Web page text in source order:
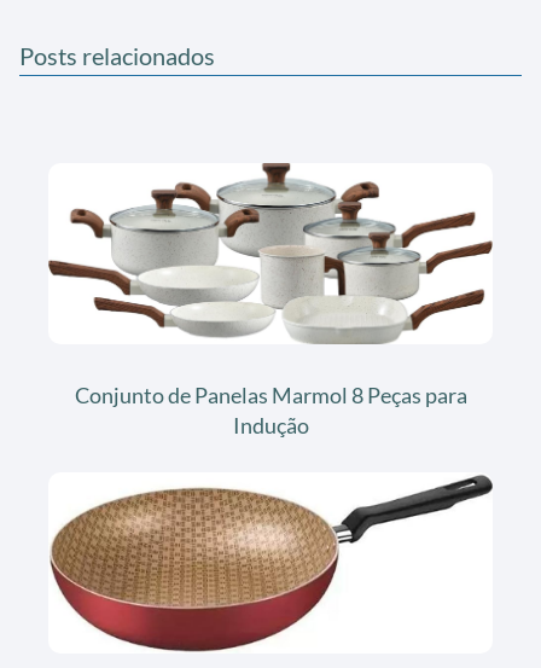
Posts relacionados
Conjunto de Panelas Marmol 8 Peças para
Indução